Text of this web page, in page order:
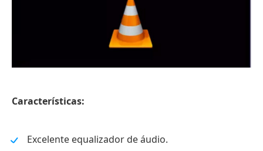
Características:
Excelente equalizador de áudio.